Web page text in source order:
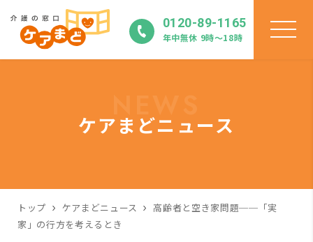
0120-89-1165
年中無休 9時〜18時
ケアまどニュース
トップ ケアまどニュース
高齢者と空き家問題──「実
家」の行方を考えるとき